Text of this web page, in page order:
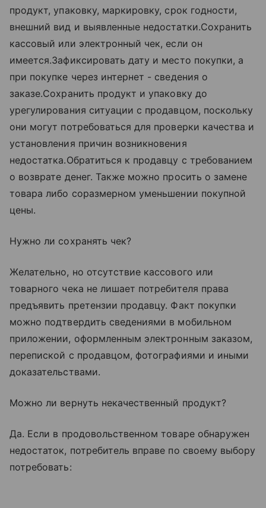
продукт, упаковку, маркировку, срок годности,
внешний вид и выявленные недостатки.Сохранить
кассовый или электронный чек, если он
имеется.Зафиксировать дату и место покупки, а
при покупке через интернет - сведения о
заказе.Сохранить продукт и упаковку до
урегулирования ситуации с продавцом, поскольку
они могут потребоваться для проверки качества и
установления причин возникновения
недостатка.Обратиться к продавцу с требованием
о возврате денег. Также можно просить о замене
товара либо соразмерном уменьшении покупной
цены.
Нужно ли сохранять чек?
Желательно, но отсутствие кассового или
товарного чека не лишает потребителя права
предъявить претензии продавцу. Факт покупки
можно подтвердить сведениями в мобильном
приложении, оформленным электронным заказом,
перепиской с продавцом, фотографиями и иными
доказательствами.
Можно ли вернуть некачественный продукт?
Да. Если в продовольственном товаре обнаружен
недостаток, потребитель вправе по своему выбору
потребовать: